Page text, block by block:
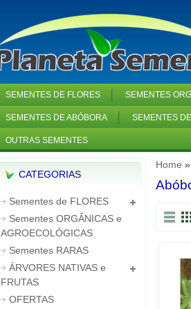
SEMENTES DE FLORES SEMENTES
SEMENTES DE ABÓBORA SEMENTES
OUTRAS SEMENTES
CATEGORIAS
Sementes de FLORES
Sementes ORGÂNICAS e
AGROECOLÓGICAS
Sementes RARAS
ÁRVORES NATIVAS e
FRUTAS
OFERTAS
Home »